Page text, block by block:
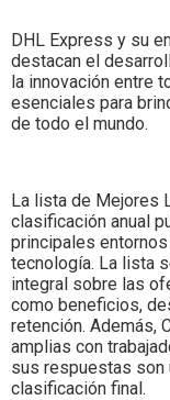
DHL Express y su
destacan el
la innovación entre
esenciales para
de todo el mundo.
La lista de Mejores
clasificación anual
principales
tecnología. La lista
integral sobre las
como beneficios,
retención. Además,
amplias con
sus respuestas son
clasificación final.